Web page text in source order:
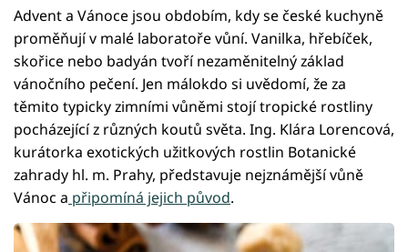
Advent a Vánoce jsou obdobím, kdy se české kuchyně
proměňují v malé laboratoře vůní. Vanilka, hřebíček,
skořice nebo badyán tvoří nezaměnitelný základ
vánočního pečení. Jen málokdo si uvědomí, že za
těmito typicky zimními vůněmi stojí tropické rostliny
pocházející z různých koutů světa. Ing. Klára Lorencová,
kurátorka exotických užitkových rostlin Botanické
zahrady hl. m. Prahy, představuje nejznámější vůně
Vánoc a připomíná jejich původ.